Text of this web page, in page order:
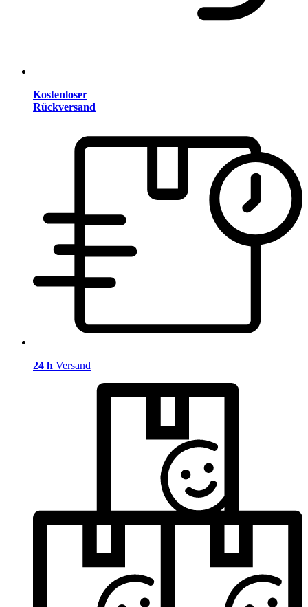
Kostenloser
Rückversand
24 h Versand